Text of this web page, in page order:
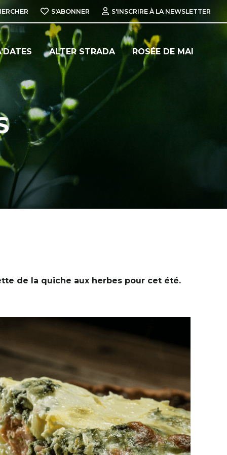
S'ABONNER S'INSCRIRE À LA NEWSLETTER
ALTER STRADA ROSÉE DE MAI
de la quiche aux herbes pour cet été.